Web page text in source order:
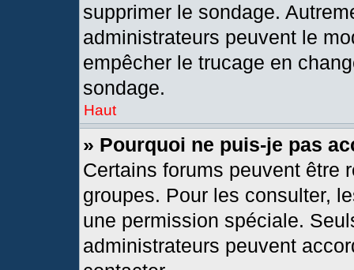
supprimer le sondage.
administrateurs peuvent le
empêcher le trucage en
sondage.
Haut
» Pourquoi ne puis-je pas
Certains forums peuvent être
groupes. Pour les consulter,
une permission spéciale.
administrateurs peuvent